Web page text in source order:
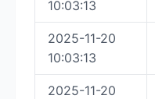
10:03:13
2025-11-20
10:03:13
2025-11-20